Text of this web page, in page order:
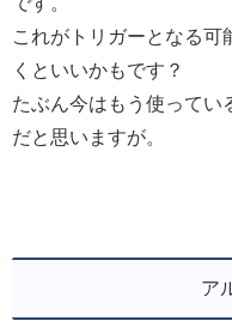
これがトリガーとなる可
くといいかもです？
たぶん今はもう使ってい
だと思いますが。
ア